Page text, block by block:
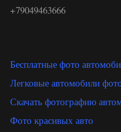
+79049463666
Бесплатные фото
Легковые автомобили
Скачать фотографию
Фото красивых авто